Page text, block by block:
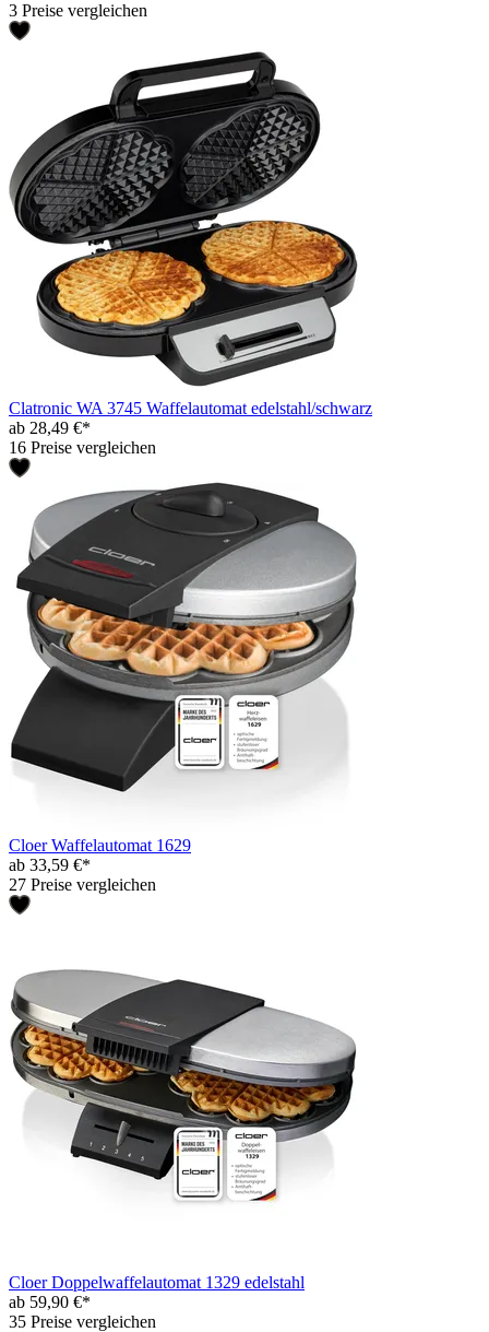
3 Preise vergleichen
Clatronic WA 3745 Waffelautomat edelstahl/schwarz
ab 28,49 €*
16 Preise vergleichen
Cloer Waffelautomat 1629
ab 33,59 €*
27 Preise vergleichen
Cloer Doppelwaffelautomat 1329 edelstahl
ab 59,90 €*
35 Preise vergleichen